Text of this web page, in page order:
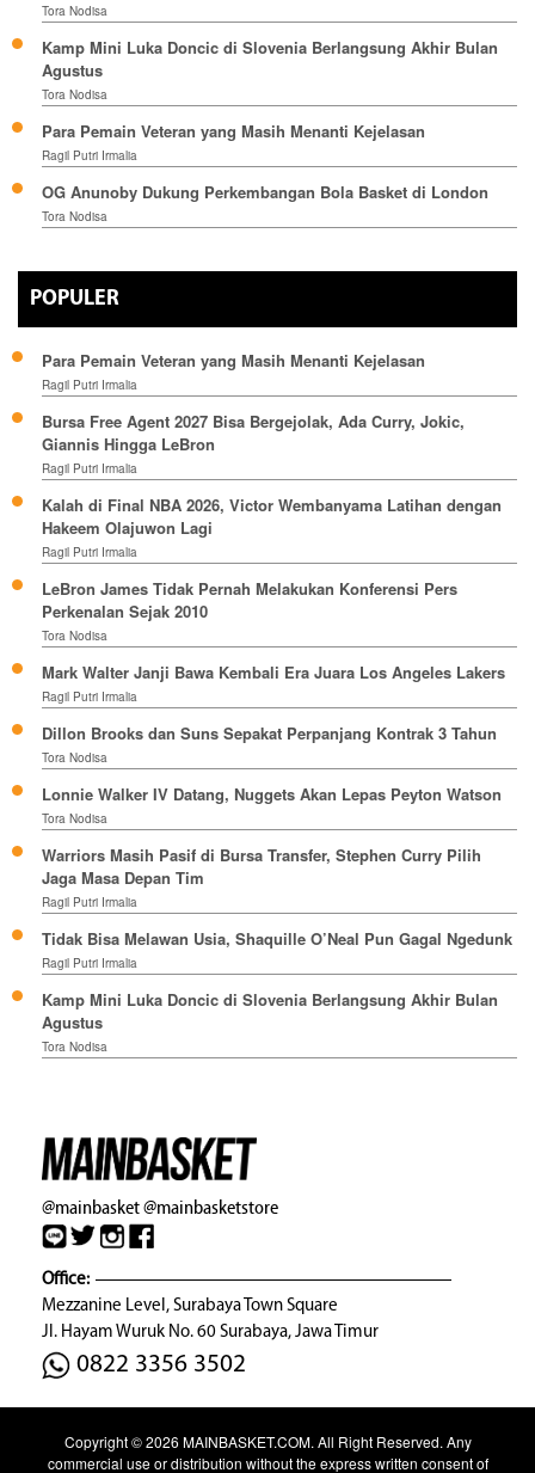
Tora Nodisa
Kamp Mini Luka Doncic di Slovenia Berlangsung Akhir Bulan
Agustus
Tora Nodisa
Para Pemain Veteran yang Masih Menanti Kejelasan
Ragil Putri Irmalia
OG Anunoby Dukung Perkembangan Bola Basket di London
Tora Nodisa
POPULER
Para Pemain Veteran yang Masih Menanti Kejelasan
Ragil Putri Irmalia
Bursa Free Agent 2027 Bisa Bergejolak, Ada Curry, Jokic,
Giannis Hingga LeBron
Ragil Putri Irmalia
Kalah di Final NBA 2026, Victor Wembanyama Latihan dengan
Hakeem Olajuwon Lagi
Ragil Putri Irmalia
LeBron James Tidak Pernah Melakukan Konferensi Pers
Perkenalan Sejak 2010
Tora Nodisa
Mark Walter Janji Bawa Kembali Era Juara Los Angeles Lakers
Ragil Putri Irmalia
Dillon Brooks dan Suns Sepakat Perpanjang Kontrak 3 Tahun
Tora Nodisa
Lonnie Walker IV Datang, Nuggets Akan Lepas Peyton Watson
Tora Nodisa
Warriors Masih Pasif di Bursa Transfer, Stephen Curry Pilih
Jaga Masa Depan Tim
Ragil Putri Irmalia
Tidak Bisa Melawan Usia, Shaquille O’Neal Pun Gagal Ngedunk
Ragil Putri Irmalia
Kamp Mini Luka Doncic di Slovenia Berlangsung Akhir Bulan
Agustus
Tora Nodisa
@mainbasket@mainbasketstore
Office:
Mezzanine Level, Surabaya Town Square
Jl. Hayam Wuruk No. 60 Surabaya, Jawa Timur
0822 3356 3502
Copyright © 2026 MAINBASKET.COM. All Right Reserved. Any
commercial use or distribution without the express written consent of